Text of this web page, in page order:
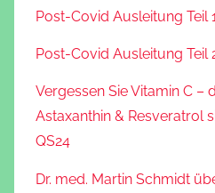
Post-Covid Ausleitung Teil 1
Post-Covid Ausleitung Teil
Vergessen Sie Vitamin C –
Astaxanthin & Resveratrol
QS24
Dr. med. Martin Schmidt